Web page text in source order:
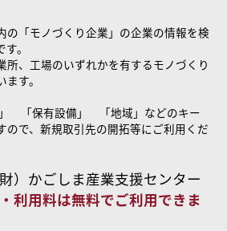
の「モノづくり企業」の企業の情報を検
。
所、工場のいずれかを有するモノづくり
す。
「保有設備」 「地域」などのキー
ので、新規取引先の開拓等にご利用くだ
）かごしま産業支援センター
利用料は無料でご利用できま